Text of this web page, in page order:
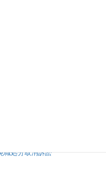
職処分取消訴訟